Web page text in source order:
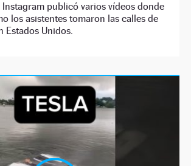
Instagram publicó varios vídeos donde
los asistentes tomaron las calles de
Estados Unidos.